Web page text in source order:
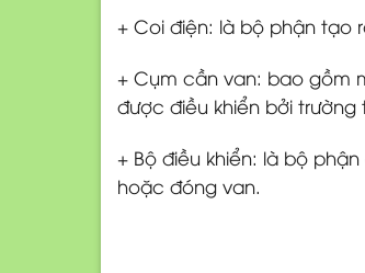
+ Coi điện: là bộ phận tạo
+ Cụm cần van: bao gồm
được điều khiển bởi
+ Bộ điều khiển: là bộ
hoặc đóng van.